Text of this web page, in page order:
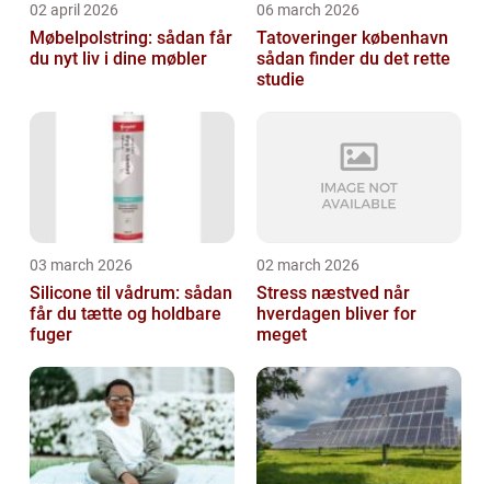
02 april 2026
Møbelpolstring: sådan får
du nyt liv i dine møbler
06 march 2026
Tatoveringer københavn
sådan finder du det rette
studie
03 march 2026
Silicone til vådrum: sådan
får du tætte og holdbare
fuger
02 march 2026
Stress næstved når
hverdagen bliver for
meget